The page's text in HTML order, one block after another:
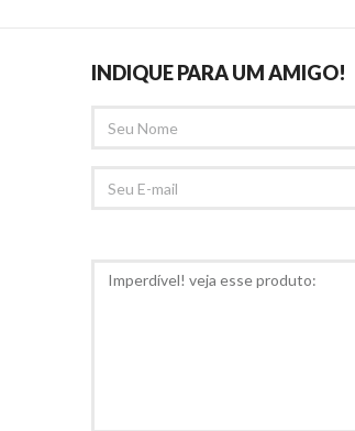
INDIQUE PARA UM AMIGO!
NOME
EMAIL